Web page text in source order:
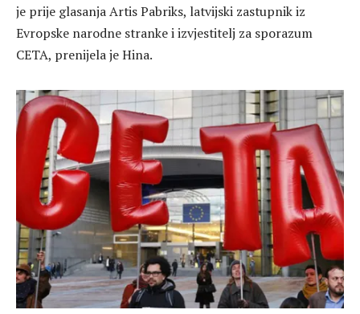
je prije glasanja Artis Pabriks, latvijski zastupnik iz
Evropske narodne stranke i izvjestitelj za sporazum
CETA, prenijela je Hina.